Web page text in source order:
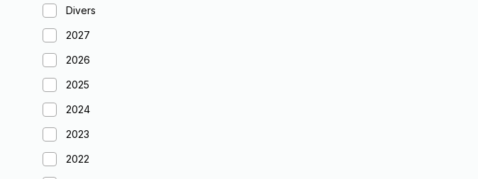
Divers
2027
2026
2025
2024
2023
2022